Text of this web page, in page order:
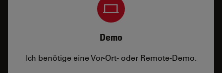
Demo
Ich benötige eine Vor-Ort- oder Remote-Demo.